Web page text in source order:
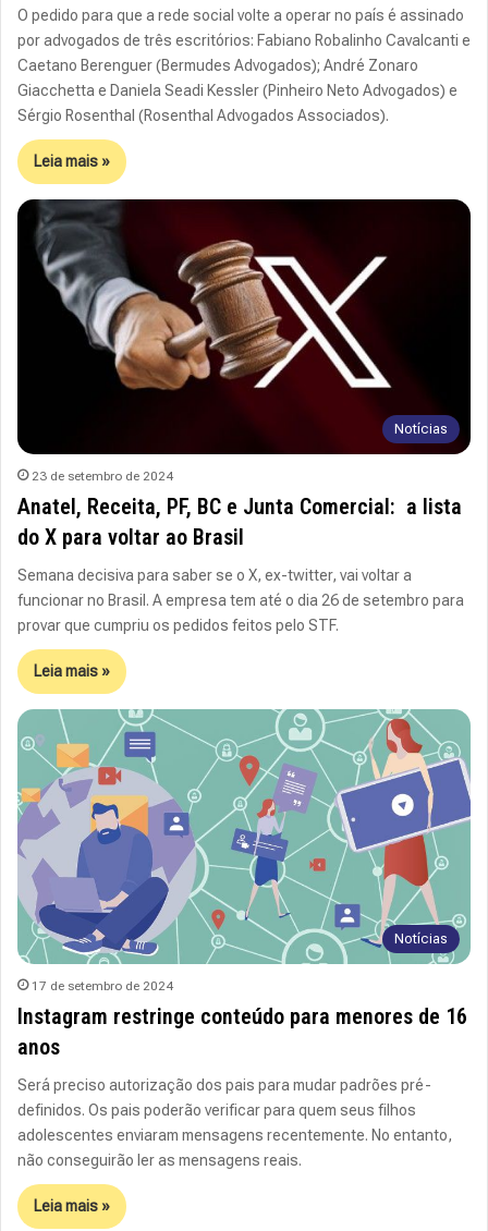
O pedido para que a rede social volte a operar no país é assinado
por advogados de três escritórios: Fabiano Robalinho Cavalcanti e
Caetano Berenguer (Bermudes Advogados); André Zonaro
Giacchetta e Daniela Seadi Kessler (Pinheiro Neto Advogados) e
Sérgio Rosenthal (Rosenthal Advogados Associados).
Leia mais »
Notícias
23 de setembro de 2024
Anatel, Receita, PF, BC e Junta Comercial: a lista
do X para voltar ao Brasil
Semana decisiva para saber se o X, ex-twitter, vai voltar a
funcionar no Brasil. A empresa tem até o dia 26 de setembro para
provar que cumpriu os pedidos feitos pelo STF.
Leia mais »
Notícias
17 de setembro de 2024
Instagram restringe conteúdo para menores de 16
anos
Será preciso autorização dos pais para mudar padrões pré-
definidos. Os pais poderão verificar para quem seus filhos
adolescentes enviaram mensagens recentemente. No entanto,
não conseguirão ler as mensagens reais.
Leia mais »